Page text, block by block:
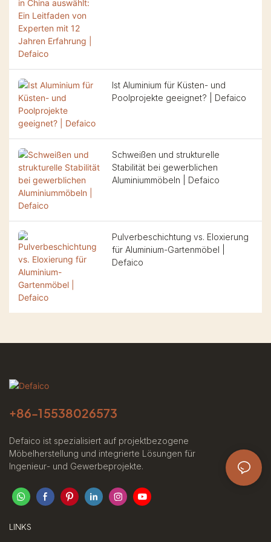
Kissen das ganze Jahr
über in Top-Zustand
bleiben.
Ist Aluminium für Küsten- und
Poolprojekte geeignet? | Defaico
Schweißen und strukturelle
Stabilität bei gewerblichen
Aluminiummöbeln | Defaico
Pulverbeschichtung vs. Eloxierung
für Aluminium-Gartenmöbel |
Defaico
+86-15538026573
Defaico ist spezialisiert auf projektbezogene
Möbelherstellung und integrierte Lösungen für
Ingenieur- und Gewerbeprojekte.
LINKS